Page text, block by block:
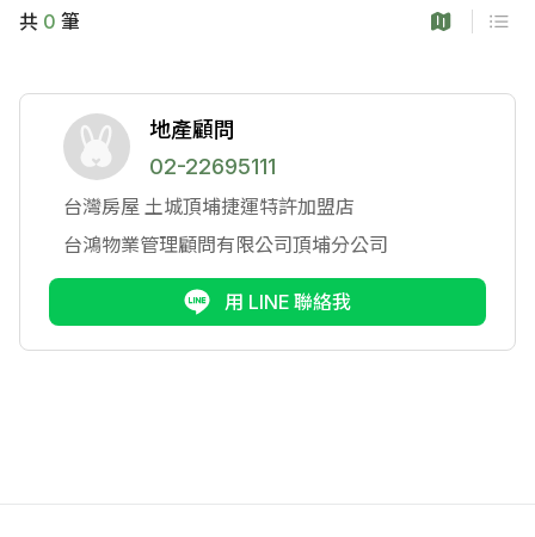
共 0 筆
地產顧問
02-22695111
台灣房屋 土城頂埔捷運特許加盟店
台鴻物業管理顧問有限公司頂埔分公司
用 LINE 聯絡我